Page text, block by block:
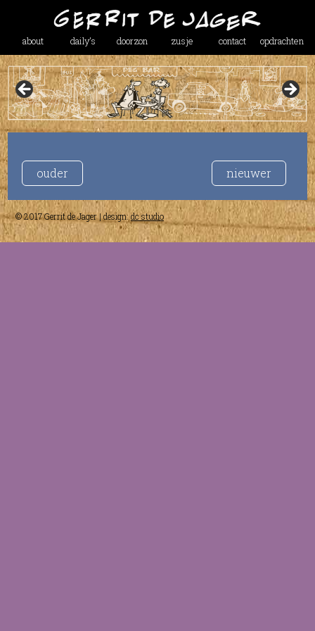
about daily’s doorzon zusje contact opdrachten
ouder nieuwer
© 2017 Gerrit de Jager | design:dc studio